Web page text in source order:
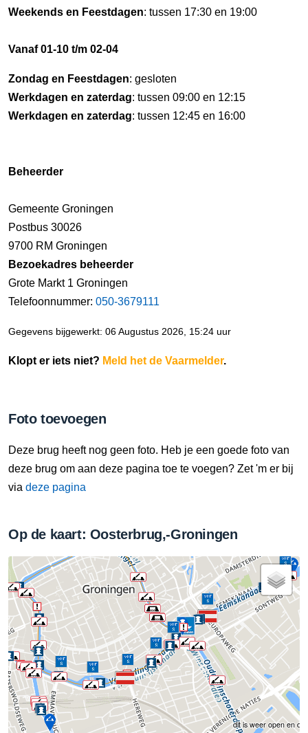
Weekends en Feestdagen: tussen 17:30 en 19:00
Vanaf 01-10 t/m 02-04
Zondag en Feestdagen: gesloten
Werkdagen en zaterdag: tussen 09:00 en 12:15
Werkdagen en zaterdag: tussen 12:45 en 16:00
Beheerder
Gemeente Groningen
Postbus 30026
9700 RM Groningen
Bezoekadres beheerder
Grote Markt 1 Groningen
Telefoonnummer: 050-3679111
Gegevens bijgewerkt: 06 Augustus 2026, 15:24 uur
Klopt er iets niet? Meld het de Vaarmelder.
Foto toevoegen
Deze brug heeft nog geen foto. Heb je een goede foto van
deze brug om aan deze pagina toe te voegen? Zet 'm er bij
via deze pagina
Op de kaart: Oosterbrug,-Groningen
dit is weer open en